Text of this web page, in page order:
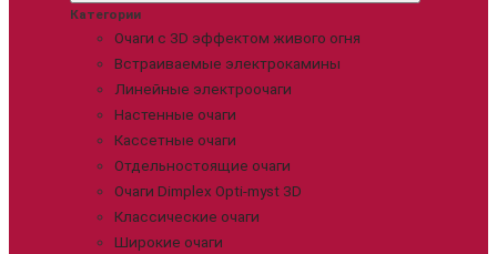
Категории
Очаги с 3D эффектом живого огня
Встраиваемые электрокамины
Линейные электроочаги
Настенные очаги
Кассетные очаги
Отдельностоящие очаги
Очаги Dimplex Opti-myst 3D
Классические очаги
Широкие очаги